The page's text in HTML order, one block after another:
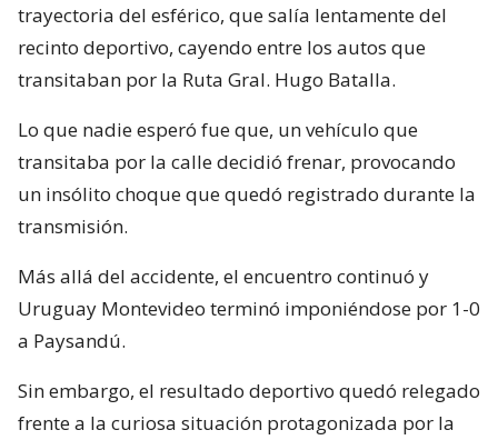
trayectoria del esférico, que salía lentamente del
recinto deportivo, cayendo entre los autos que
transitaban por la Ruta Gral. Hugo Batalla.
Lo que nadie esperó fue que, un vehículo que
transitaba por la calle decidió frenar, provocando
un insólito choque que quedó registrado durante la
transmisión.
Más allá del accidente, el encuentro continuó y
Uruguay Montevideo terminó imponiéndose por 1-0
a Paysandú.
Sin embargo, el resultado deportivo quedó relegado
frente a la curiosa situación protagonizada por la